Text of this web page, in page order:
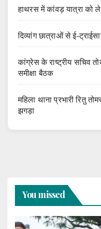
हाथरस में कांवड़ यात्रा को
दिव्यांग छात्राओं से ई-
कांग्रेस के राष्ट्रीय सचिव
समीक्षा बैठक
महिला थाना प्रभारी रितु
झगड़ा
You missed